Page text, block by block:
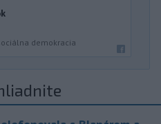
demokracia